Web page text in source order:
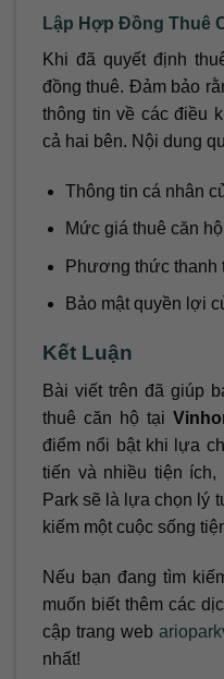
Lập Hợp Đồng Thuê
Khi đã quyết định
đồng thuê. Đảm bảo
thông tin về các điều
cả hai bên. Nội dung
Thông tin cá nhân
Mức giá thuê căn
Phương thức thanh
Bảo mật quyền lợi
Kết Luận
Bài viết trên đã giúp
thuê căn hộ tại
điểm nổi bật khi lựa
tiến và nhiều tiện ích,
Park sẽ là lựa chọn lý
kiếm một cuộc sống
Nếu bạn đang tìm
muốn biết thêm các
cập trang web
nhất!